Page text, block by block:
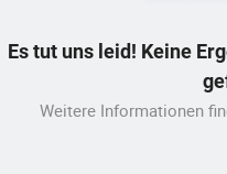
Es tut uns leid! Keine
Weitere Informationen